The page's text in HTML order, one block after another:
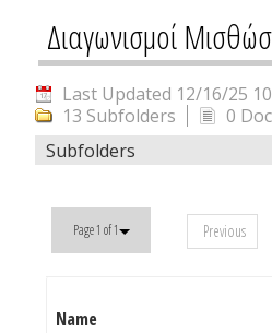
Διαγωνισμοί
Last Updated 12/16/25
13 Subfolders
0
Subfolders
Page 1 of 1 Previous
Name